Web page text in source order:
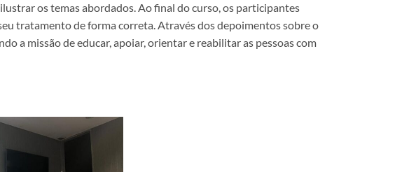
os temas abordados. Ao final do curso, os participantes
tratamento de forma correta. Através dos depoimentos sobre o
a missão de educar, apoiar, orientar e reabilitar as pessoas com